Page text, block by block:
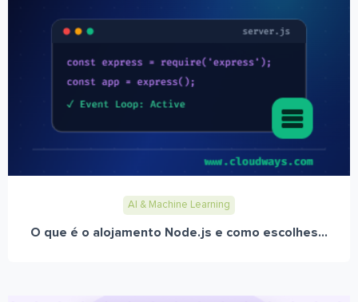
AI & Machine Learning
O que é o alojamento Node.js e como escolhes...